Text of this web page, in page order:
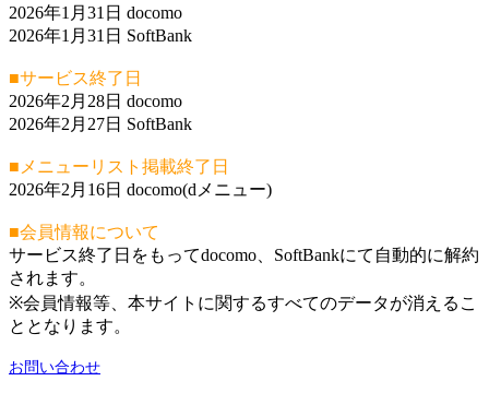
2026年1月31日 docomo
2026年1月31日 SoftBank
■サービス終了日
2026年2月28日 docomo
2026年2月27日 SoftBank
■メニューリスト掲載終了日
2026年2月16日 docomo(dメニュー)
■会員情報について
サービス終了日をもってdocomo、SoftBankにて自動的に解約
されます。
※会員情報等、本サイトに関するすべてのデータが消えるこ
ととなります。
お問い合わせ